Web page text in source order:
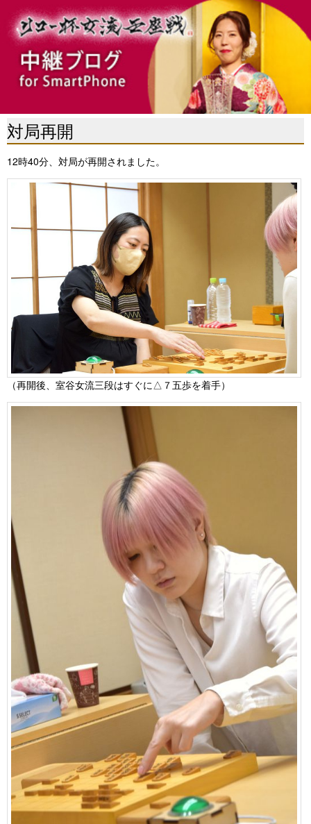
対局再開
12時40分、対局が再開されました。
（再開後、室谷女流三段はすぐに△７五歩を着手）